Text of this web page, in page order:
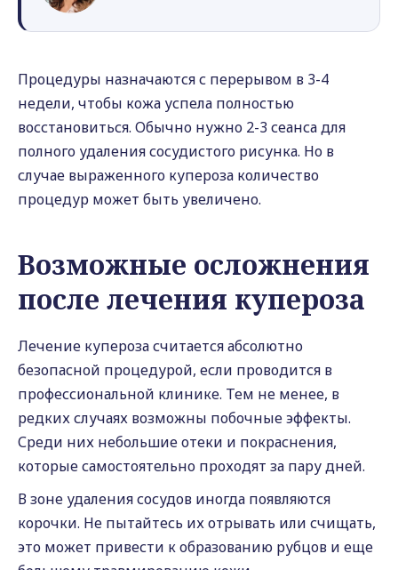
Процедуры назначаются с перерывом в 3-4
недели, чтобы кожа успела полностью
восстановиться. Обычно нужно 2-3 сеанса для
полного удаления сосудистого рисунка. Но в
случае выраженного купероза количество
процедур может быть увеличено.
Возможные осложнения
после лечения купероза
Лечение купероза считается абсолютно
безопасной процедурой, если проводится в
профессиональной клинике. Тем не менее, в
редких случаях возможны побочные эффекты.
Среди них небольшие отеки и покраснения,
которые самостоятельно проходят за пару дней.
В зоне удаления сосудов иногда появляются
корочки. Не пытайтесь их отрывать или счищать,
это может привести к образованию рубцов и еще